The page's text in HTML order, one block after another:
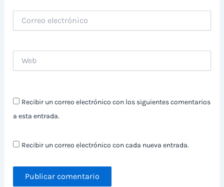
electrónico
Recibir un correo electrónico con los siguientes comentarios
a esta entrada.
Recibir un correo electrónico con cada nueva entrada.